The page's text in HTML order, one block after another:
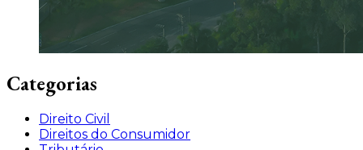
Categorias
Direito Civil
Direitos do Consumidor